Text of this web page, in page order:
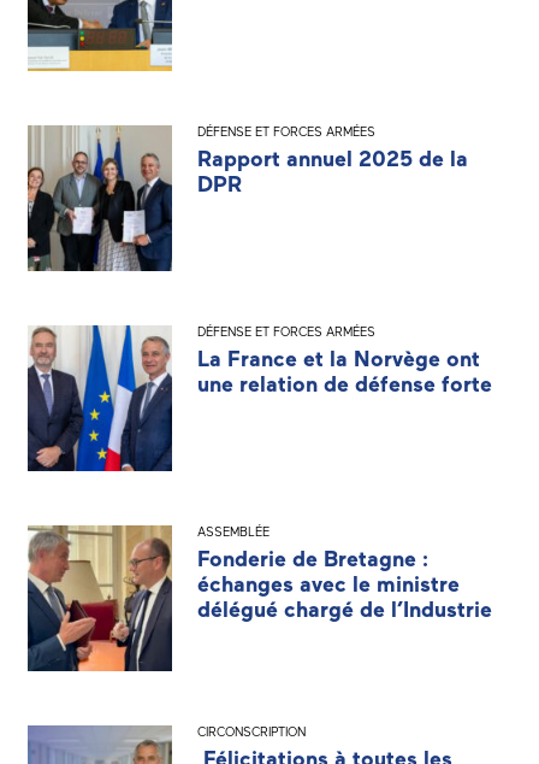
DÉFENSE ET FORCES ARMÉES
Rapport annuel 2025 de la
DPR
DÉFENSE ET FORCES ARMÉES
La France et la Norvège ont
une relation de défense forte
ASSEMBLÉE
Fonderie de Bretagne :
échanges avec le ministre
délégué chargé de l’Industrie
CIRCONSCRIPTION